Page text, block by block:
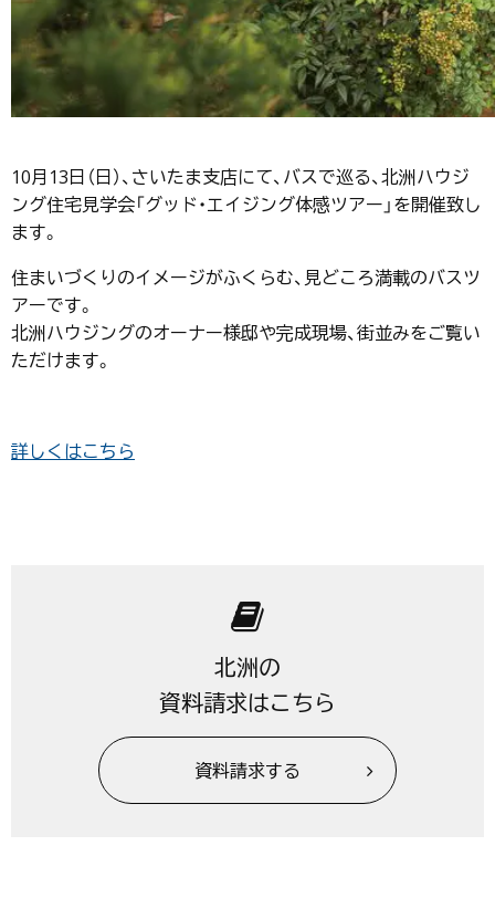
10月13日（日）、さいたま支店にて、バスで巡る、北洲ハウジ
ング住宅見学会「グッド・エイジング体感ツアー」を開催致し
ます。
住まいづくりのイメージがふくらむ、見どころ満載のバスツ
アーです。
北洲ハウジングのオーナー様邸や完成現場、街並みをご覧い
ただけます。
詳しくはこちら
北洲の
資料請求はこちら
資料請求する